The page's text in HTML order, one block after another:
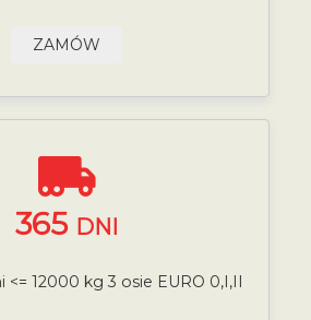
ZAMÓW
365 DNI
<= 12000 kg 3 osie EURO 0,I,II